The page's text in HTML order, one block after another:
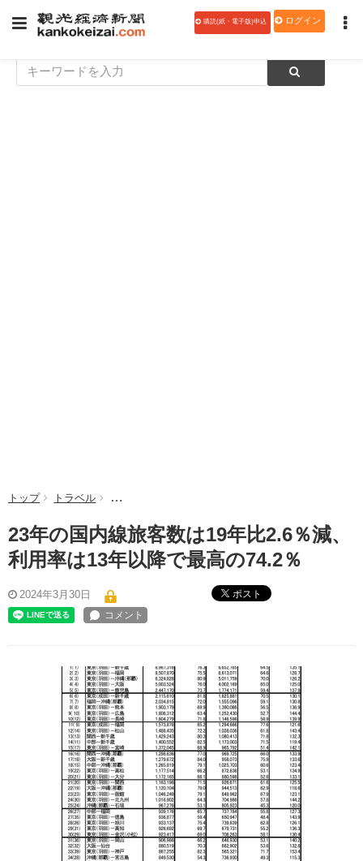
購読(紙・電子版)申込 ログイン
トップ トラベル 23年の国内線旅客数は19年比2.6％減、利用率は13
23年の国内線旅客数は19年比2.6％減、
利用率は13年以降で最高の74.2％
2024年3月30日 ポスト